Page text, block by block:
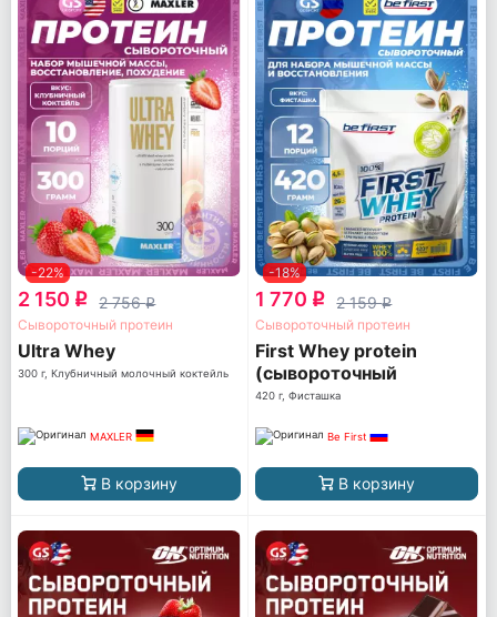
-22%
2 150 q 2 756q
Сывороточный протеин
Ultra Whey
300 г, Клубничный молочный коктейль
MAXLER
В корзину
-18%
1 770 q 2 159q
Сывороточный протеин
First Whey protein
(сывороточный
протеин)
420 г, Фисташка
Be First
В корзину